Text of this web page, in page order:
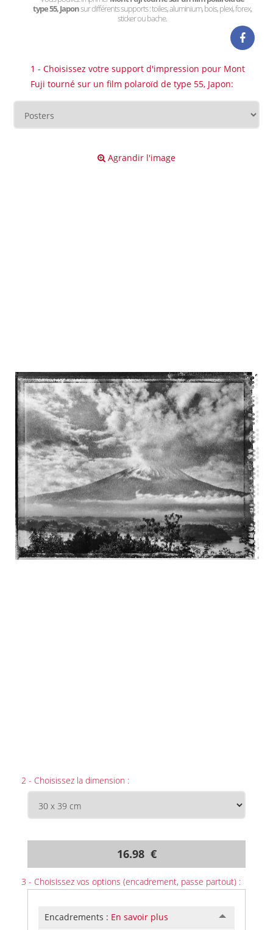
type 55, Japonsur différents supports : toiles, aluminium, bois, plexi, forex,
sticker ou bache.
1 - Choisissez votre support d'impression pour Mont
Fuji tourné sur un film polaroïd de type 55, Japon:
Agrandir l'image
2 - Choisissez la dimension :
16.98 €
3 - Choisissez vos options (encadrement, passe partout) :
Encadrements : En savoir plus